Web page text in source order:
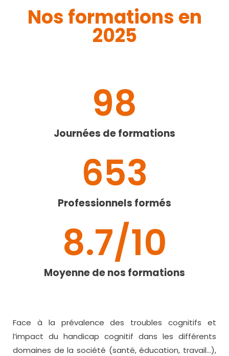
Nos formations en
2025
Journées de formations
98
Professionnels formés
653
Moyenne de nos formations
8.7/10
Face à la prévalence des troubles cognitifs et
l’impact du handicap cognitif dans les différents
domaines de la société (santé, éducation, travail…),